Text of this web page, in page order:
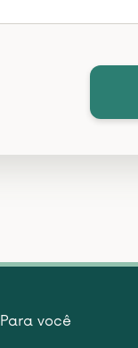
Para você